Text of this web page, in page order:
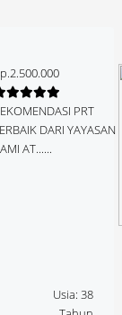
PRT
DARI YAYASAN
AT......
Usia: 38